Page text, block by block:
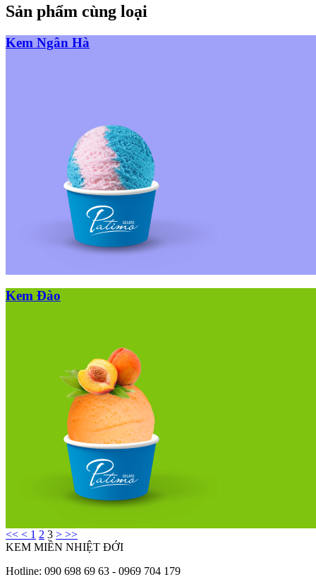
Sản phẩm cùng loại
Kem Ngân Hà
Kem Đào
<< < 1 2 3 > >>
KEM MIỀN NHIỆT ĐỚI
Hotline: 090 698 69 63 - 0969 704 179